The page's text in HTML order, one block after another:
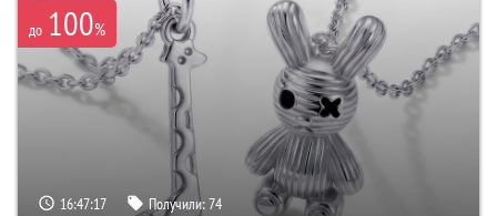
до 100%
16:47:16 Получили:74